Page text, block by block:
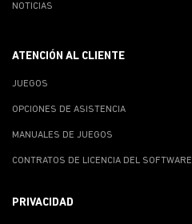
NOTICIAS
ATENCIÓN AL CLIENTE
JUEGOS
OPCIONES DE ASISTENCIA
MANUALES DE JUEGOS
CONTRATOS DE LICENCIA DEL SOFTWARE
PRIVACIDAD